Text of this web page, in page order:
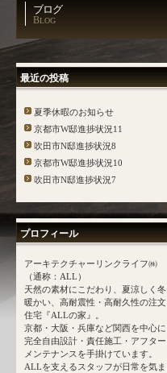
ブログ
BLOG
最近の投稿
夏季休暇のお知らせ
京都市W邸進捗状況11
吹田市N邸進捗状況8
京都市W邸進捗状況10
吹田市N邸進捗状況7
プロフィール
アーキテクチャーリンクライフ㈱
（通称：ALL）
天然の素材にこだわり、夏涼しく冬
暖かい、高耐震性・高耐久性の注文
住宅『ALLの家』。
京都・大阪・兵庫など関西を中心に
完全自由設計・責任施工・アフター
メンテナンスを手掛けています。
ALLを支えるスタッフが日常を気ま